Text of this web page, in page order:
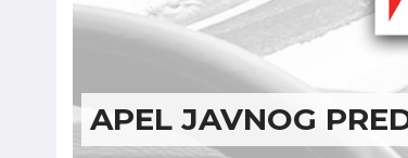
APEL JAVNOG